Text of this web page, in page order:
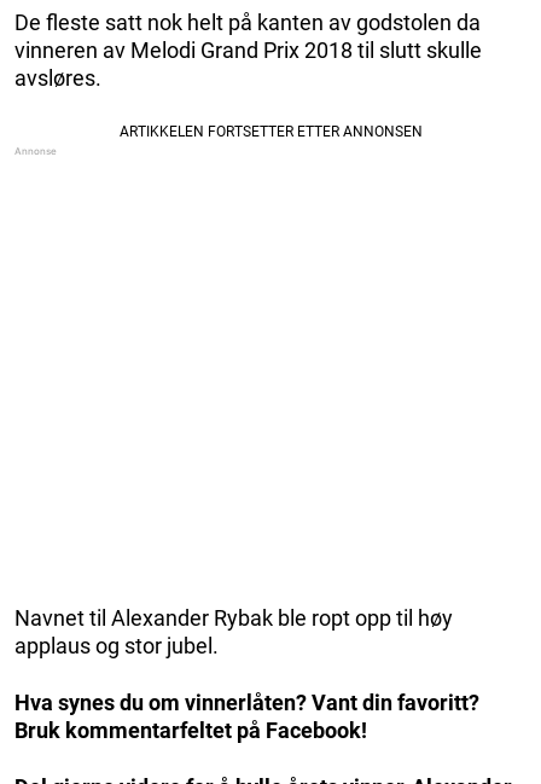
De fleste satt nok helt på kanten av godstolen da
vinneren av Melodi Grand Prix 2018 til slutt skulle
avsløres.
Navnet til Alexander Rybak ble ropt opp til høy
applaus og stor jubel.
Hva synes du om vinnerlåten? Vant din favoritt?
Bruk kommentarfeltet på Facebook!